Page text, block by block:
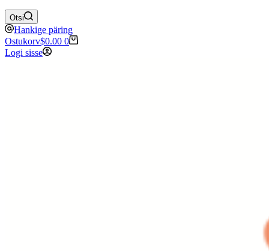
Otsi
Hankige päring
Ostukorv$0.00 0
Logi sisse